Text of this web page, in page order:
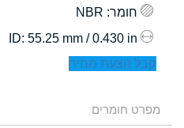
חומר: NBR
: 55.25 mm / 0.430 in
קבל הצעת מחיר
מפרט חומרים